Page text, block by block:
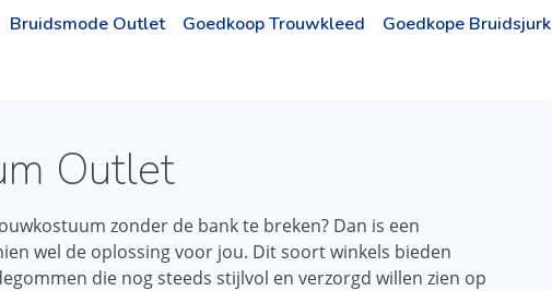
Bruidsmode Outlet Goedkoop Trouwkleed Goedkope Bruidsjurk
Outlet
zonder de bank te breken? Dan is een
wel de oplossing voor jou. Dit soort winkels bieden
die nog steeds stijlvol en verzorgd willen zien op